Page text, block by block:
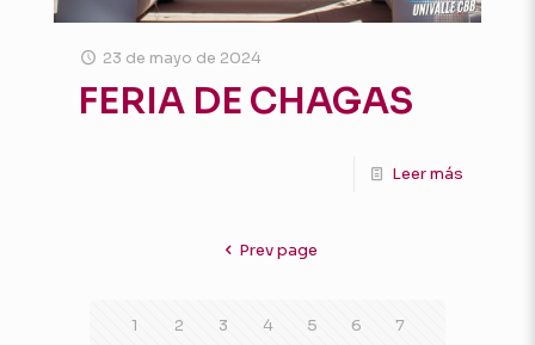
23 de mayo de 2024
FERIA DE CHAGAS
Leer más
Prev page
1 2 3 4 5 6 7